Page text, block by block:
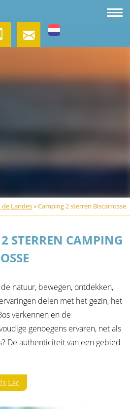
Landes»Camping 2 sterren Biscarrosse
STERREN CAMPING
natuur, bewegen, ontdekken,
delen met het gezin, het
verkennen en de
genoegens ervaren, net als
De authenticiteit van een gebied
Lac